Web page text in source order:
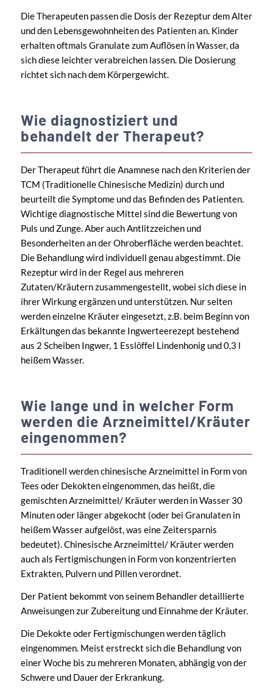
Die Therapeuten passen die Dosis der Rezeptur dem Alter
und den Lebensgewohnheiten des Patienten an. Kinder
erhalten oftmals Granulate zum Auflösen in Wasser, da
sich diese leichter verabreichen lassen. Die Dosierung
richtet sich nach dem Körpergewicht.
Wie diagnostiziert und
behandelt der Therapeut?
Der Therapeut führt die Anamnese nach den Kriterien der
TCM (Traditionelle Chinesische Medizin) durch und
beurteilt die Symptome und das Befinden des Patienten.
Wichtige diagnostische Mittel sind die Bewertung von
Puls und Zunge. Aber auch Antlitzzeichen und
Besonderheiten an der Ohroberfläche werden beachtet.
Die Behandlung wird individuell genau abgestimmt. Die
Rezeptur wird in der Regel aus mehreren
Zutaten/Kräutern zusammengestellt, wobei sich diese in
ihrer Wirkung ergänzen und unterstützen. Nur selten
werden einzelne Kräuter eingesetzt, z.B. beim Beginn von
Erkältungen das bekannte Ingwerteerezept bestehend
aus 2 Scheiben Ingwer, 1 Esslöffel Lindenhonig und 0,3 l
heißem Wasser.
Wie lange und in welcher Form
werden die Arzneimittel/Kräuter
eingenommen?
Traditionell werden chinesische Arzneimittel in Form von
Tees oder Dekokten eingenommen, das heißt, die
gemischten Arzneimittel/ Kräuter werden in Wasser 30
Minuten oder länger abgekocht (oder bei Granulaten in
heißem Wasser aufgelöst, was eine Zeitersparnis
bedeutet). Chinesische Arzneimittel/ Kräuter werden
auch als Fertigmischungen in Form von konzentrierten
Extrakten, Pulvern und Pillen verordnet.
Der Patient bekommt von seinem Behandler detaillierte
Anweisungen zur Zubereitung und Einnahme der Kräuter.
Die Dekokte oder Fertigmischungen werden täglich
eingenommen. Meist erstreckt sich die Behandlung von
einer Woche bis zu mehreren Monaten, abhängig von der
Schwere und Dauer der Erkrankung.